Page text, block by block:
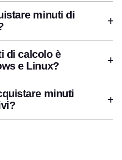
minuti di
di calcolo è
e Linux?
minuti